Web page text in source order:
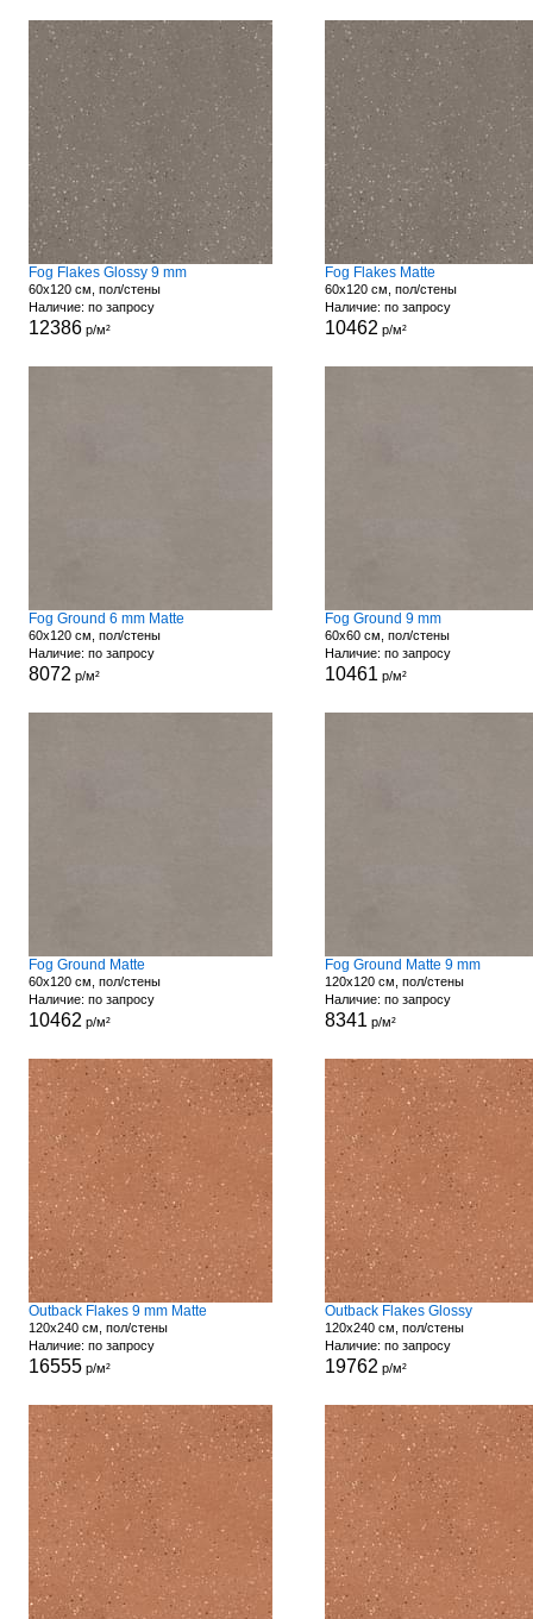
Fog Flakes Glossy 9 mm
60x120 см, пол/стены
Наличие: по запросу
12386р/м²
Fog Flakes Matte
60x120 см, пол/стены
Наличие: по запросу
10462 р/м²
Fog Ground 6 mm Matte
60x120 см, пол/стены
Наличие: по запросу
8072 р/м²
Fog Ground 9 mm
60x60 см, пол/стены
Наличие: по запросу
10461 р/м²
Fog Ground Matte
60x120 см, пол/стены
Наличие: по запросу
10462 р/м²
Fog Ground Matte 9 mm
120x120 см, пол/стены
Наличие: по запросу
8341 р/м²
Outback Flakes 9 mm Matte
120x240 см, пол/стены
Наличие: по запросу
16555р/м²
Outback Flakes Glossy
120x240 см, пол/стены
Наличие: по запросу
19762 р/м²